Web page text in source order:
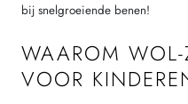
bij snelgroeiende benen!
WAAROM WOL-
VOOR